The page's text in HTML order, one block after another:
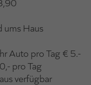
ums Haus
Auto pro Tag € 5.-
pro Tag
verfügbar